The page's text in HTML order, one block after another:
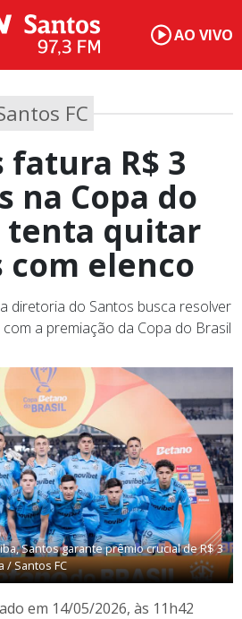
AO VIVO
FC
fatura R$ 3
na Copa do
tenta quitar
com elenco
diretoria do Santos busca resolver
a premiação da Copa do Brasil
Santos garante prêmio crucial de R$ 3
/ Santos FC
em 14/05/2026, às 11h42